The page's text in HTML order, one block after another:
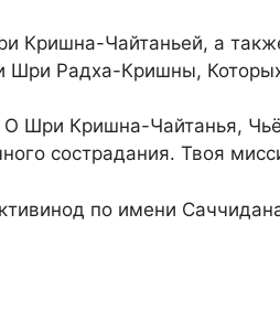
Кришна-Чайтаньей, а
Шри Радха-Кришны,
Шри Кришна-Чайтанья,
сострадания. Твоя
по имени